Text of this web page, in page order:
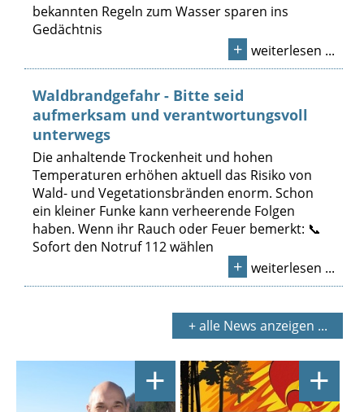
bekannten Regeln zum Wasser sparen ins
Gedächtnis
+ weiterlesen ...
Waldbrandgefahr - Bitte seid
aufmerksam und verantwortungsvoll
unterwegs
Die anhaltende Trockenheit und hohen
Temperaturen erhöhen aktuell das Risiko von
Wald- und Vegetationsbränden enorm. Schon
ein kleiner Funke kann verheerende Folgen
haben. Wenn ihr Rauch oder Feuer bemerkt: 📞
Sofort den Notruf 112 wählen
+ weiterlesen ...
+ alle News anzeigen ...
+ +